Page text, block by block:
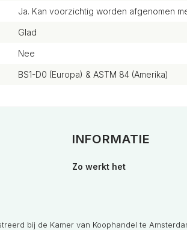
Ja. Kan voorzichtig worden afgenomen
Glad
Nee
BS1-D0 (Europa) & ASTM 84 (Amerika)
INFORMATIE
Zo werkt het
bij de Kamer van Koophandel te